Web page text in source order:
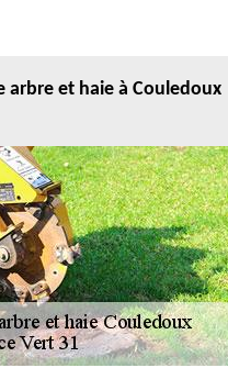
arbre et haie à Couledoux